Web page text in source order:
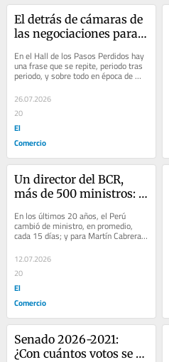
El detrás de cámaras de
las negociaciones para
Senado y diputados
En el Hall de los Pasos Perdidos hay
una frase que se repite, periodo tras
periodo, y sobre todo en época de
elecciones de mesa directiva: “En
el...
26.07.2026
20
El
Comercio
Un director del BCR,
más de 500 ministros:
el Perú durante los
últimos 20 años
En los últimos 20 años, el Perú
cambió de ministro, en promedio,
cada 15 días; y para Martín Cabrera,
abogado especialista en gestión
pública,...
12.07.2026
20
El
Comercio
Senado 2026-2021:
¿Con cuántos votos se